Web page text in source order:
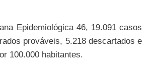
Epidemiológica 46, 19.091 casos
prováveis, 5.218 descartados e
100.000 habitantes.